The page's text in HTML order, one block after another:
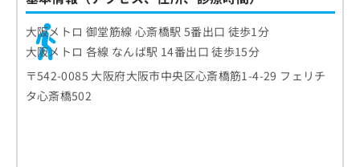
大阪メトロ 御堂筋線 心斎橋駅 5番出口 徒歩1分
大阪メトロ 各線 なんば駅 14番出口 徒歩15分
〒542-0085 大阪府大阪市中央区心斎橋筋1-4-29 フェリチ
タ心斎橋502